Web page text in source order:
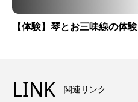
【体験】琴とお三味線の体験
LINK 関連リンク